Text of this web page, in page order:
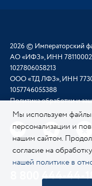
2026 © Императорский
АО «ИФЗ», ИНН
1027806058213
ООО «ТД ЛФЗ», ИНН
1057746055388
Политика обработки и
8 800 444-44-
Мы используем
персонализации и
нашим сайтом.
согласие на
нашей политике в